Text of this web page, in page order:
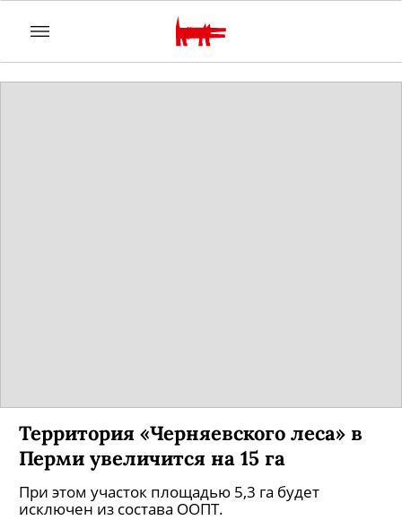
Территория «Черняевского леса» в
Перми увеличится на 15 га
При этом участок площадью 5,3 га будет
исключен из состава ООПТ.